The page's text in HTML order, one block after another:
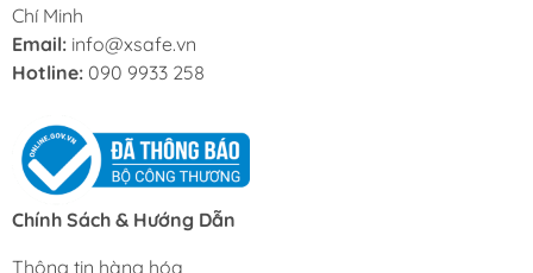
Chí Minh
Email: info@xsafe.vn
Hotline: 090 9933 258
Chính Sách & Hướng Dẫn
Thông tin hàng hóa